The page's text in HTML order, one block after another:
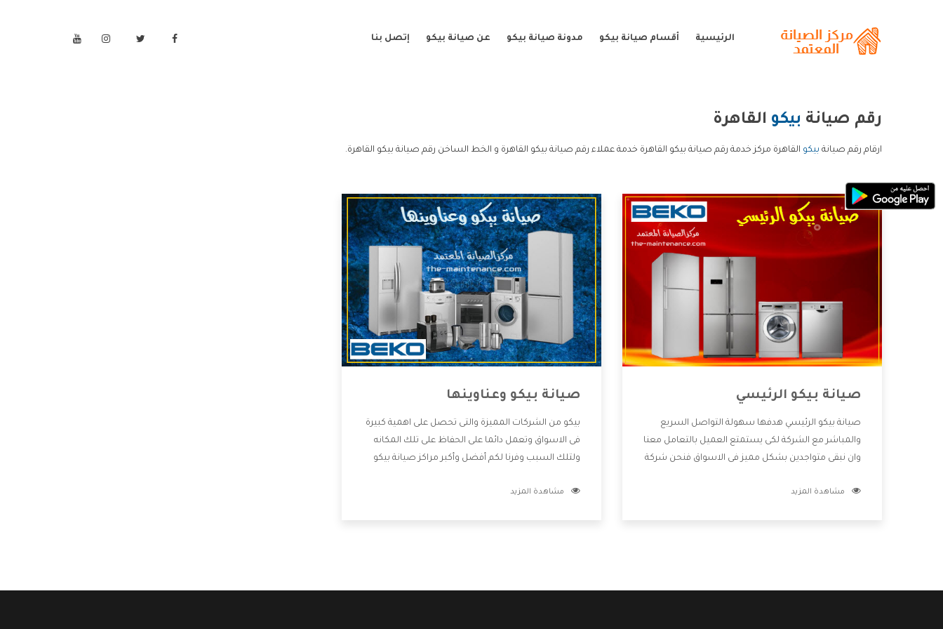
الرئيسية أقسام صيانة بيكو مدونة صيانة بيكو عن صيانة بيكو إتصل بنا
رقم صيانة بيكو القاهرة
ارقام رقم صيانة بيكو القاهرة مركز خدمة رقم صيانة بيكو القاهرة خدمة عملاء رقم صيانة بيكو القاهرة و الخط الساخن رقم صيانة بيكو القاهرة.
صيانة بيكو الرئيسي
صيانة بيكو الرئيسي هدفها سهولة التواصل السريع
والمباشر مع الشركة لكى يستمتع العميل بالتعامل معنا
وان نبقى متواجدين بشكل مميز فى الاسواق فنحن شركة
بالخدمات التى تنفرد الشركة بها والتى تكون منها خدمة
مشاهدة المزيد
صيانة بيكو وعناوينها
بيكو من الشركات المميزة والتى تحصل على اهمية كبيرة
فى الاسواق وتعمل دائما على الحفاظ على تلك المكانه
ولتلك السبب وفرنا لكم أفضل وأكبر مراكز صيانة بيكو
القيام بتصليح جميع المنتجات دون اى ازعاج كما أننا نهتم
مشاهدة المزيد